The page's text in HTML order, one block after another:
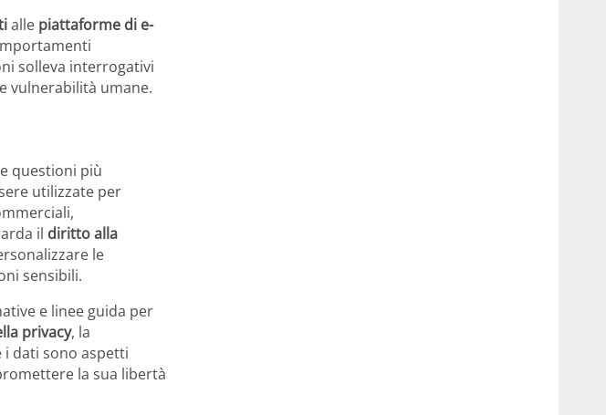
alle piattaforme di e-
solleva interrogativi
vulnerabilità umane.
questioni più
utilizzate per
il diritto alla
le
sensibili.
e linee guida per
privacy, la
dati sono aspetti
la sua libertà